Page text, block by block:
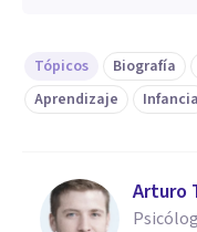
Tópicos Biografía
Aprendizaje
Infancia
Arturo